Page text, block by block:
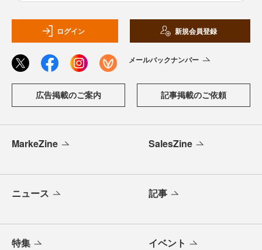
ログイン 新規会員登録
メールバックナンバー
広告掲載のご案内 記事掲載のご依頼
MarkeZine SalesZine
ニュース 記事
特集 イベント